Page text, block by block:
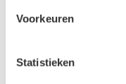
Voorkeuren
Statistieken